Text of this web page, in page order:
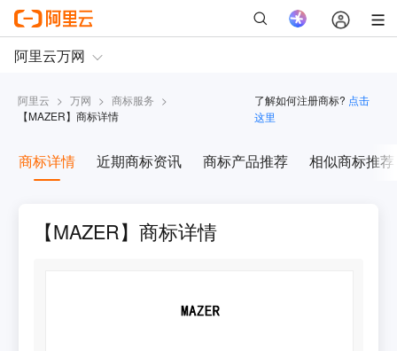
阿里云 > 万网 > 商标服务 >
【MAZER】商标详情
了解如何注册商标? 点击
这里
商标详情 近期商标资讯 商标产品推荐 相似商标推荐
【MAZER】商标详情